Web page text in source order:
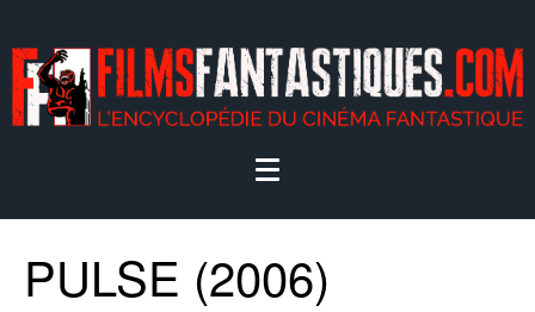
PULSE (2006)